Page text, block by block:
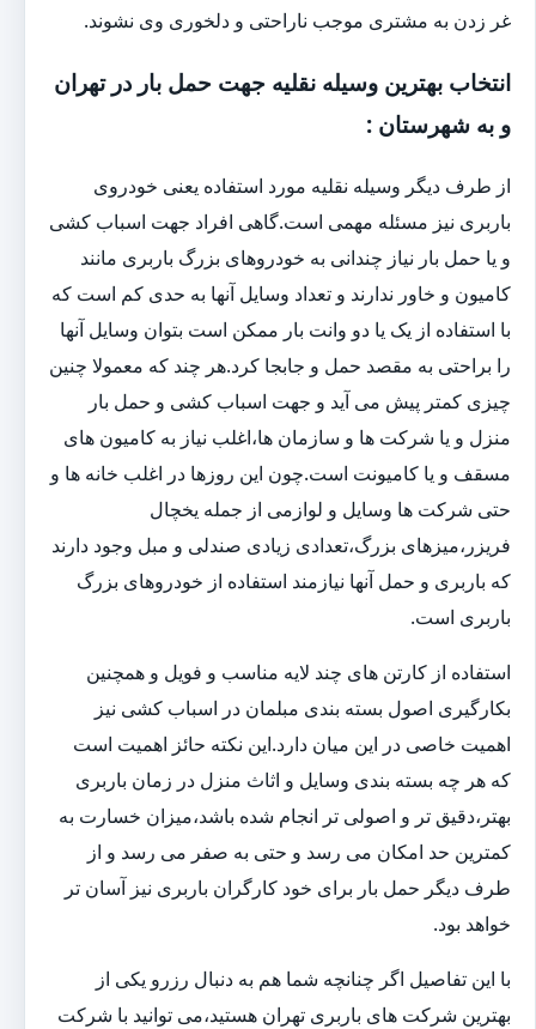
غر زدن به مشتری موجب ناراحتی و دلخوری وی نشوند.
انتخاب بهترین وسیله نقلیه جهت حمل بار در تهران
و به شهرستان :
از طرف دیگر وسیله نقلیه مورد استفاده یعنی خودروی
باربری نیز مسئله مهمی است.گاهی افراد جهت اسباب کشی
و یا حمل بار نیاز چندانی به خودروهای بزرگ باربری مانند
کامیون و خاور ندارند و تعداد وسایل آنها به حدی کم است که
با استفاده از یک یا دو وانت بار ممکن است بتوان وسایل آنها
را براحتی به مقصد حمل و جابجا کرد.هر چند که معمولا چنین
چیزی کمتر پیش می آید و جهت اسباب کشی و حمل بار
منزل و یا شرکت ها و سازمان ها،اغلب نیاز به کامیون های
مسقف و یا کامیونت است.چون این روزها در اغلب خانه ها و
حتی شرکت ها وسایل و لوازمی از جمله یخچال
فریزر،میزهای بزرگ،تعدادی زیادی صندلی و مبل وجود دارند
که باربری و حمل آنها نیازمند استفاده از خودروهای بزرگ
باربری است.
استفاده از کارتن های چند لایه مناسب و فویل و همچنین
بکارگیری اصول بسته بندی مبلمان در اسباب کشی نیز
اهمیت خاصی در این میان دارد.این نکته حائز اهمیت است
که هر چه بسته بندی وسایل و اثاث منزل در زمان باربری
بهتر،دقیق تر و اصولی تر انجام شده باشد،میزان خسارت به
کمترین حد امکان می رسد و حتی به صفر می رسد و از
طرف دیگر حمل بار برای خود کارگران باربری نیز آسان تر
خواهد بود.
با این تفاصیل اگر چنانچه شما هم به دنبال رزرو یکی از
بهترین شرکت های باربری تهران هستید،می توانید با شرکت